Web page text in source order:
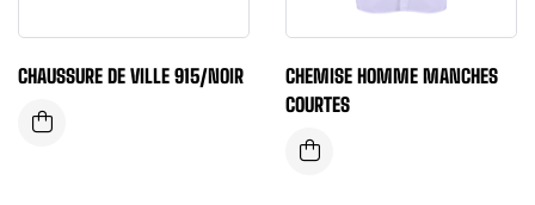
CHAUSSURE DE VILLE 915/NOIR
CHEMISE HOMME MANCHES
COURTES